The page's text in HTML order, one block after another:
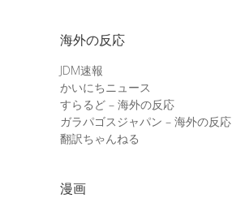
海外の反応
JDM速報
かいにちニュース
すらるど – 海外の反応
ガラパゴスジャパン – 海外の反応
翻訳ちゃんねる
漫画